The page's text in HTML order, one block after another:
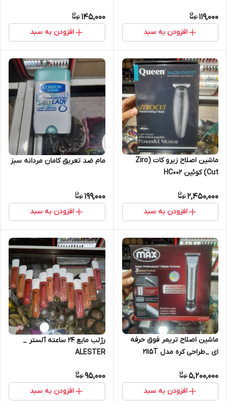
119,000
افزودن به سبد
145,000
افزودن به سبد
ماشین اصلاح زیرو کات (Ziro
Cut) کوئین HC002
2,450,000
افزودن به سبد
مام ضد تعریق کامان مردانه سبز
199,000
افزودن به سبد
ماشین اصلاح تریمر فوق حرفه
ای _طراحی کره مدل 2115T
5,200,000
افزودن به سبد
رژلب مایع 24 ساعته آلستر _
ALESTER
95,000
افزودن به سبد